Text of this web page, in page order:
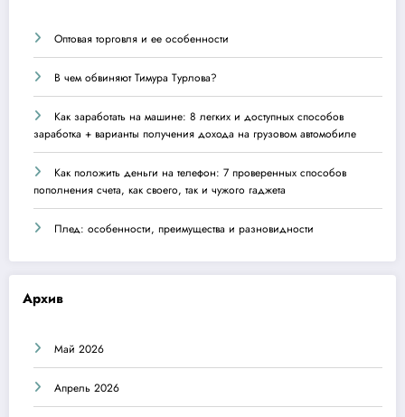
Оптовая торговля и ее особенности
В чем обвиняют Тимура Турлова?
Как заработать на машине: 8 легких и доступных способов
заработка + варианты получения дохода на грузовом автомобиле
Как положить деньги на телефон: 7 проверенных способов
пополнения счета, как своего, так и чужого гаджета
Плед: особенности, преимущества и разновидности
Архив
Май 2026
Апрель 2026